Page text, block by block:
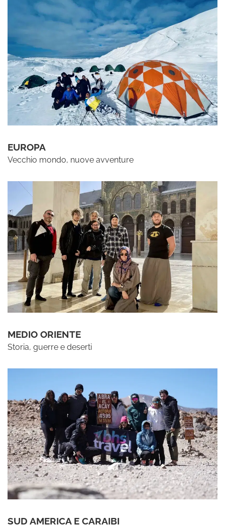
EUROPA
Vecchio mondo, nuove avventure
MEDIO ORIENTE
Storia, guerre e deserti
SUD AMERICA E CARAIBI